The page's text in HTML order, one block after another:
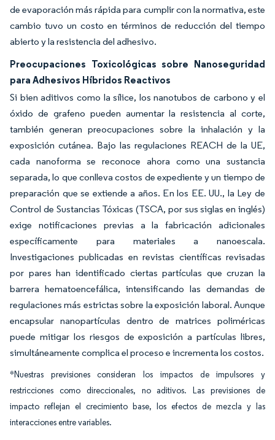
de evaporación más rápida para cumplir con la normativa, este
cambio tuvo un costo en términos de reducción del tiempo
abierto y la resistencia del adhesivo.
Preocupaciones Toxicológicas sobre Nanoseguridad
para Adhesivos Híbridos Reactivos
Si bien aditivos como la sílice, los nanotubos de carbono y el
óxido de grafeno pueden aumentar la resistencia al corte,
también generan preocupaciones sobre la inhalación y la
exposición cutánea. Bajo las regulaciones REACH de la UE,
cada nanoforma se reconoce ahora como una sustancia
separada, lo que conlleva costos de expediente y un tiempo de
preparación que se extiende a años. En los EE. UU., la Ley de
Control de Sustancias Tóxicas (TSCA, por sus siglas en inglés)
exige notificaciones previas a la fabricación adicionales
específicamente para materiales a nanoescala.
Investigaciones publicadas en revistas científicas revisadas
por pares han identificado ciertas partículas que cruzan la
barrera hematoencefálica, intensificando las demandas de
regulaciones más estrictas sobre la exposición laboral. Aunque
encapsular nanopartículas dentro de matrices poliméricas
puede mitigar los riesgos de exposición a partículas libres,
simultáneamente complica el proceso e incrementa los costos.
*Nuestras previsiones consideran los impactos de impulsores y
restricciones como direccionales, no aditivos. Las previsiones de
impacto reflejan el crecimiento base, los efectos de mezcla y las
interacciones entre variables.